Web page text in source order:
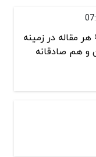
مقاله در زمینه
و هم صادقانه